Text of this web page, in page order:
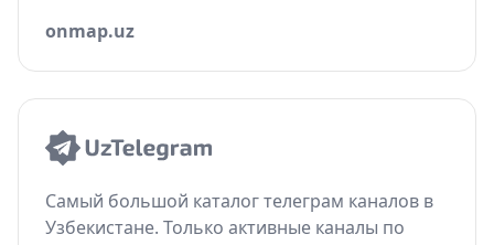
onmap.uz
Самый большой каталог телеграм каналов в
Узбекистане. Только активные каналы по